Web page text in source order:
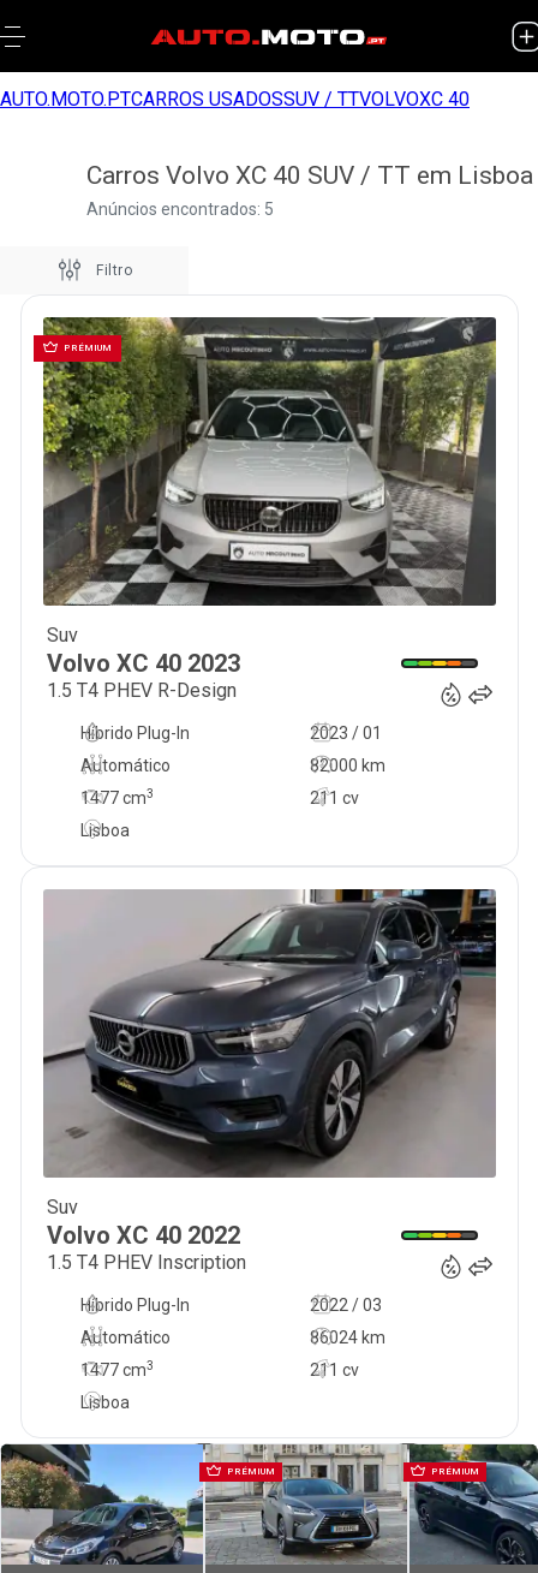
AUTO.MOTO.PTCARROS USADOSSUV / TTVOLVOXC 40
Carros Volvo XC 40 SUV / TT em Lisboa
Anúncios encontrados: 5
Filtro
PRÉMIUM
Suv
Volvo XC 40 2023
1.5 T4 PHEV R-Design
2023 / 01
Automático
82000 km
211 cv
Híbrido Plug-In
1477cm3
Lisboa
Suv
Volvo XC 40 2022
1.5 T4 PHEV Inscription
2022 / 03
Automático
86024 km
211 cv
Híbrido Plug-In
1477cm3
Lisboa
PRÉMIUM PRÉMIUM